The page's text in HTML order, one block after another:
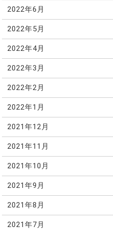
2022年6月
2022年5月
2022年4月
2022年3月
2022年2月
2022年1月
2021年12月
2021年11月
2021年10月
2021年9月
2021年8月
2021年7月